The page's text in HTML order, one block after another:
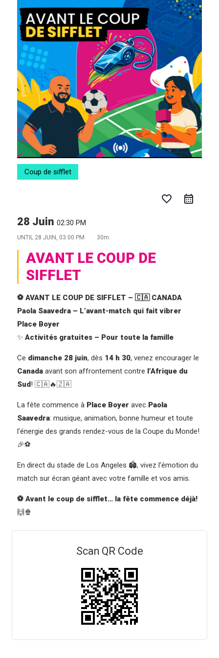
contenu
Coup de sifflet
favorite_border
28 Juin 02:30 PM
UNTIL 28 JUIN, 03:00 PM 30m
AVANT LE COUP DE
SIFFLET
⚽ AVANT LE COUP DE SIFFLET – 🇨🇦 CANADA
Paola Saavedra – L’avant-match qui fait vibrer
Place Boyer
✨ Activités gratuites – Pour toute la famille
Ce dimanche 28 juin, dès 14 h 30, venez encourager le
Canada avant son affrontement contre l’Afrique du
Sud! 🇨🇦🔥🇿🇦
La fête commence à Place Boyer avec Paola
Saavedra: musique, animation, bonne humeur et toute
l’énergie des grands rendez-vous de la Coupe du Monde!
🎉⚽
En direct du stade de Los Angeles 🏟️, vivez l’émotion du
match sur écran géant avec votre famille et vos amis.
⚽ Avant le coup de sifflet… la fête commence déjà!
🙌🍿
Scan QR Code